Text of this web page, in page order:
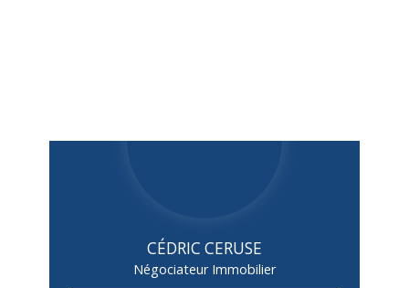
CÉDRIC CERUSE
Négociateur Immobilier